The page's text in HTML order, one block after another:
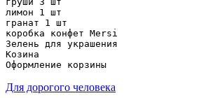
лимон 1 шт
гранат 1 шт
коробка конфет Mersi
Зелень для украшения
Козина
Оформление корзины
Для дорогого человека